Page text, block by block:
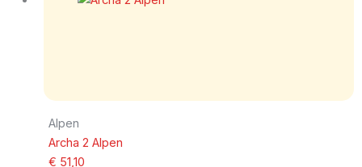
Alpen
Archa 2 Alpen
€ 51,10